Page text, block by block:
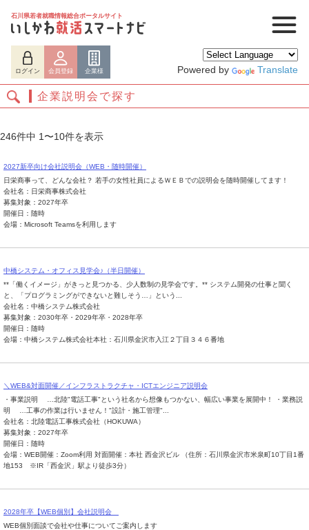
石川県若者就職情報総合ポータルサイト
ログイン 会員登録 企業様 Powered by Translate
企業説明会で探す
246件中 1〜10件を表示
2027新卒向け会社説明会（WEB・随時開催）
日栄商事って、どんな会社？ 若手の女性社員によるＷＥＢでの説明会を随時開催してます！
会社名：日栄商事株式会社
募集対象：2027年卒
開催日：随時
会場：Microsoft Teamsを利用します
中橋システム・オフィス見学会♪（半日開催）
**「働くイメージ」がきっと見つかる、少人数制の見学会です。** システム開発の仕事と聞く
と、「プログラミングができないと難しそう…」という...
会社名：中橋システム株式会社
募集対象：2030年卒・2029年卒・2028年卒
開催日：随時
会場：中橋システム株式会社本社：石川県金沢市入江２丁目３４６番地
＼WEB&対面開催／インフラストラクチャ・ICTエンジニア説明会
・事業説明 …北陸"電話工事"という社名から想像もつかない、幅広い事業を展開中！ ・業務説
明 …工事の作業は行いません！"設計・施工管理"...
会社名：北陸電話工事株式会社（HOKUWA）
募集対象：2027年卒
開催日：随時
会場：WEB開催：Zoom利用 対面開催：本社 西金沢ビル （住所：石川県金沢市米泉町10丁目1番
地153 ※IR「西金沢」駅より徒歩3分）
2028年卒【WEB個別】会社説明会
WEB個別面談で会社や仕事についてご案内します